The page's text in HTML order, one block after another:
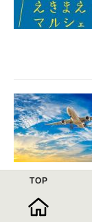
TOP